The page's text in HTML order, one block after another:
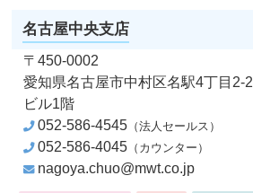
名古屋中央支店
〒450-0002
愛知県名古屋市中村区名駅4丁目2-
ビル1階
052-586-4545（法人セールス）
052-586-4045（カウンター）
nagoya.chuo@mwt.co.jp